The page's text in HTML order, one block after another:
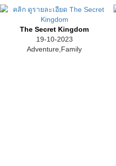
The Secret Kingdom
19-10-2023
Adventure,Family